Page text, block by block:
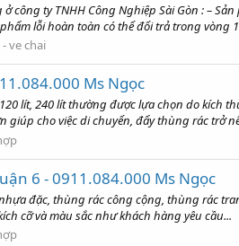
ty TNHH Công Nghiệp Sài Gòn : –
lỗi hoàn toàn có thể đổi trả trong vòng
ve chai
Ms Ngọc
lít, 240 lít thường được lựa chọn do kích
giúp cho việc di chuyển, đẩy thùng rác trở
6 - 0911.084.000 Ms Ngọc
đặc, thùng rác công cộng, thùng rác
cỡ và màu sắc như khách hàng yêu cầu...